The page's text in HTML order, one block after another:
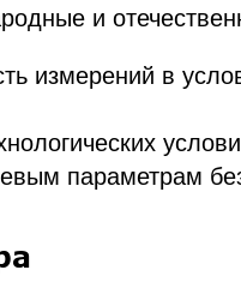
и
измерений в
параметрам